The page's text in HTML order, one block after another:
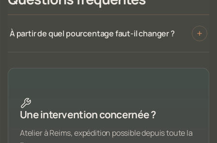
À partir de quel pourcentage faut-il changer ?
Une intervention concernée ?
Atelier à Reims, expédition possible depuis toute la